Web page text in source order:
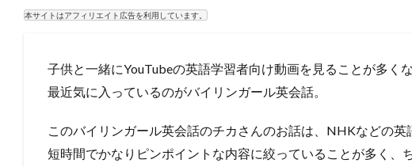
本サイトはアフィリエイト広告を利用しています。
子供と一緒にYouTubeの英語学習者向け動画を見ることが多くな
最近気に入っているのがバイリンガール英会話。
このバイリンガール英会話のチカさんのお話は、NHKなどの英
短時間でかなりピンポイントな内容に絞っていることが多く、